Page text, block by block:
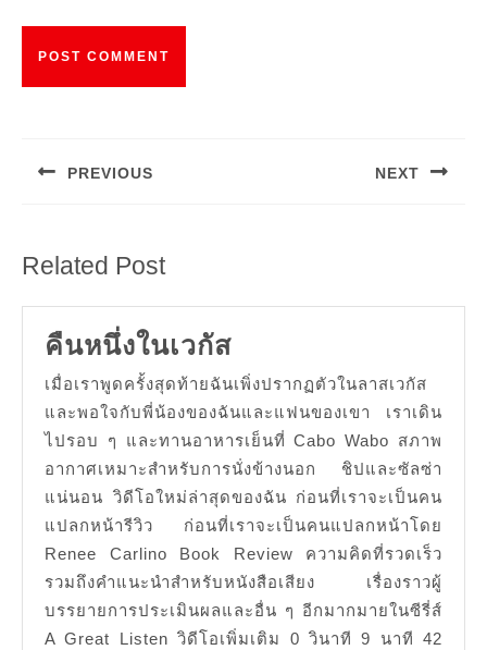
PREVIOUS NEXT
Related Post
คืนหนึ่งในเวกัสคืน
หนึ่ง
ใน
เวกั
ส
เมื่อเราพูดครั้งสุดท้ายฉันเพิ่งปรากฏตัวในลาสเวกัส
และพอใจกับพี่น้องของฉันและแฟนของเขา เราเดิน
ไปรอบ ๆ และทานอาหารเย็นที่ Cabo Wabo สภาพ
อากาศเหมาะสำหรับการนั่งข้างนอก ชิปและซัลซ่า
แน่นอน วิดีโอใหม่ล่าสุดของฉัน ก่อนที่เราจะเป็นคน
แปลกหน้ารีวิว ก่อนที่เราจะเป็นคนแปลกหน้าโดย
Renee Carlino Book Review ความคิดที่รวดเร็ว
รวมถึงคำแนะนำสำหรับหนังสือเสียง เรื่องราวผู้
บรรยายการประเมินผลและอื่น ๆ อีกมากมายในซีรี่ส์
A Great Listen วิดีโอเพิ่มเติม 0 วินาที 9 นาที 42